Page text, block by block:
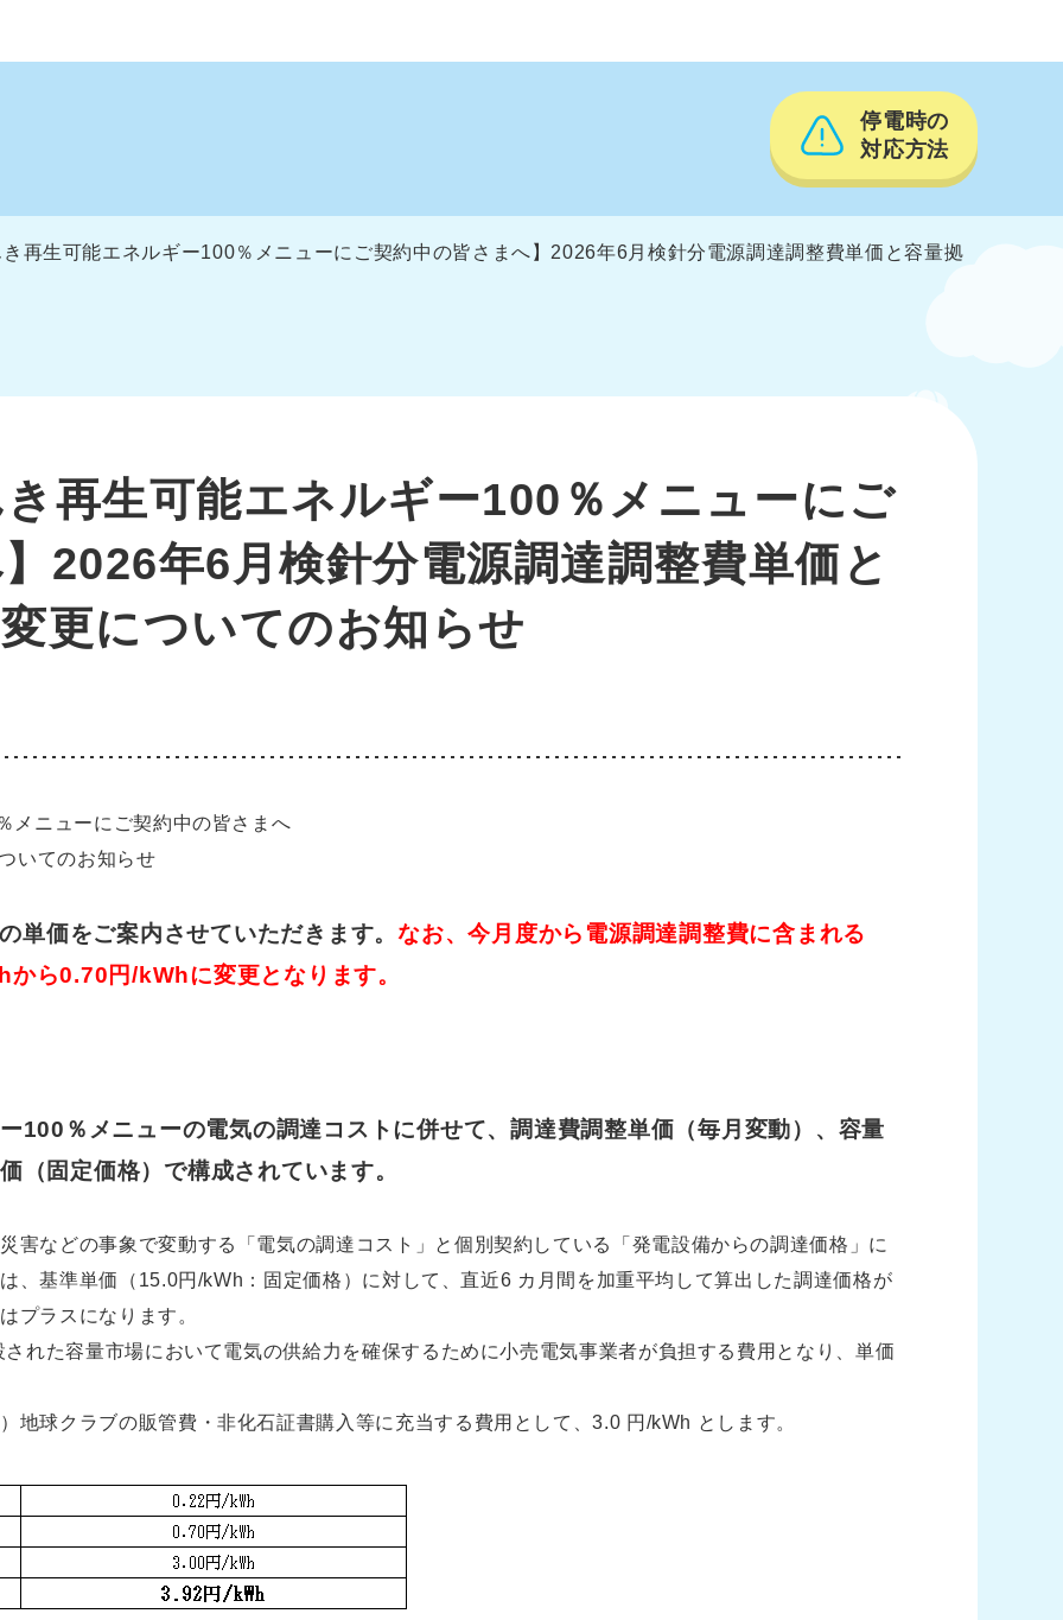
停電時の
対応方法
再生可能エネルギー100％メニューにご契約中の皆さまへ】2026年6月検針分電源調達調整費単価と容量拠
再生可能エネルギー100％メニューにご
2026年6月検針分電源調達調整費単価と
更についてのお知らせ
メニューにご契約中の皆さまへ
いてのお知らせ
単価をご案内させていただきます。なお、今月度から電源調達調整費に含まれる
ら0.70円/kWhに変更となります。
100％メニューの電気の調達コストに併せて、調達費調整単価（毎月変動）、容量
（固定価格）で構成されています。
害などの事象で変動する「電気の調達コスト」と個別契約している「発電設備からの調達価格」に
、基準単価（15.0円/kWh：固定価格）に対して、直近6 カ月間を加重平均して算出した調達価格が
プラスになります。
れた容量市場において電気の供給力を確保するために小売電気事業者が負担する費用となり、単価
球クラブの販管費・非化石証書購入等に充当する費用として、3.0 円/kWh とします。